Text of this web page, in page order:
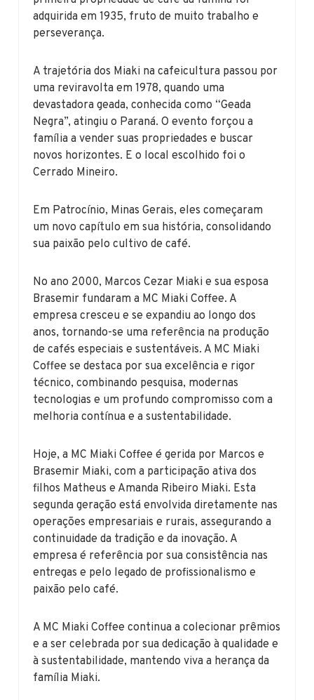
adquirida em 1935, fruto de muito trabalho e
perseverança.
A trajetória dos Miaki na cafeicultura passou por
uma reviravolta em 1978, quando uma
devastadora geada, conhecida como “Geada
Negra”, atingiu o Paraná. O evento forçou a
família a vender suas propriedades e buscar
novos horizontes. E o local escolhido foi o
Cerrado Mineiro.
Em Patrocínio, Minas Gerais, eles começaram
um novo capítulo em sua história, consolidando
sua paixão pelo cultivo de café.
No ano 2000, Marcos Cezar Miaki e sua esposa
Brasemir fundaram a MC Miaki Coffee. A
empresa cresceu e se expandiu ao longo dos
anos, tornando-se uma referência na produção
de cafés especiais e sustentáveis. A MC Miaki
Coffee se destaca por sua excelência e rigor
técnico, combinando pesquisa, modernas
tecnologias e um profundo compromisso com a
melhoria contínua e a sustentabilidade.
Hoje, a MC Miaki Coffee é gerida por Marcos e
Brasemir Miaki, com a participação ativa dos
filhos Matheus e Amanda Ribeiro Miaki. Esta
segunda geração está envolvida diretamente nas
operações empresariais e rurais, assegurando a
continuidade da tradição e da inovação. A
empresa é referência por sua consistência nas
entregas e pelo legado de profissionalismo e
paixão pelo café.
A MC Miaki Coffee continua a colecionar prêmios
e a ser celebrada por sua dedicação à qualidade e
à sustentabilidade, mantendo viva a herança da
família Miaki.